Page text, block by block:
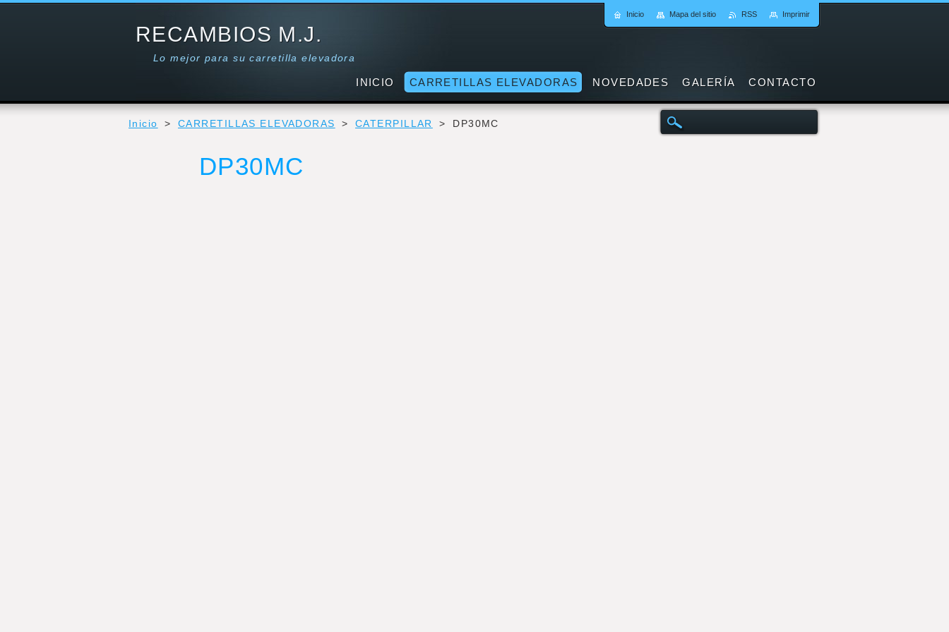
RECAMBIOS M.J.
Lo mejor para su carretilla elevadora
Inicio > CARRETILLAS ELEVADORAS > CATERPILLAR > DP30MC
DP30MC
INICIO CARRETILLAS ELEVADORAS NOVEDADES GALERÍA CONTACTO
Inicio Mapa del sitio RSS Imprimir